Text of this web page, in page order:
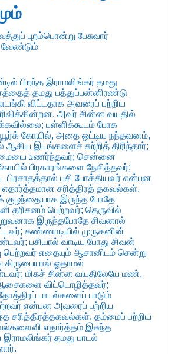
புறம்பொன்று பேசுவார்
வேண்டும்
பிறந்த இராமலிங்கர் தமது
தமது பத்துப்பன்னிரண்டு
விட்டதாக அவரைப் பற்றிய
அவர் சின்ன வயதில்
பள்ளிக்கூடம் போக
கோயில், அதை ஒட்டிய நந்தவனம்,
ஆகிய இடங்களைச் சுற்றித் திரிந்தார்;
உணர்ந்தவர்; சென்னை
பிரகாரங்களை நேசித்தவர்;
பிரசாதத்தால் பசி போக்கியவர் என்பன
சரித்திரத் தகவல்கள்.
குழந்தையாக இருந்த போதே
தரிசனம் பெற்றவர்; தெருவில்
இருந்தபோதே சிவனால்
கண்ணாடியில் முருகனின்
பசியால் வாடிய போது சிவன்
எதையும் ஆசானிடம் சென்று
கிருபையால் ஓதாமல்
மிகச் சின்ன வயதிலேயே மண்,
விட்டொழித்தவர்;
பாடல்களைப் பாடும்
என்பன அவரைப் பற்றிய
சரித்திரத்தகவல்கள். தம்மைப் பற்றிய
எதார்த்தம் இசுந்த
தமது பாடல்